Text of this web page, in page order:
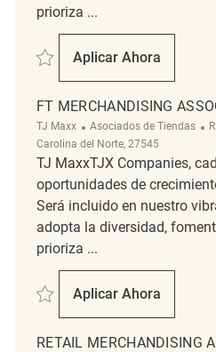
prioriza ...
Salvar PT Merchandising
Aplicar Ahora
PT
FT MERCHANDISING
TJ Maxx Categoría
Asociados de Tiendas
Carolina del Norte, 27545
TJ MaxxTJX Companies,
oportunidades de
Será incluido en nuestro
adopta la diversidad,
prioriza ...
Salvar FT Merchandising
Aplicar Ahora
FT
RETAIL MERCHANDISING